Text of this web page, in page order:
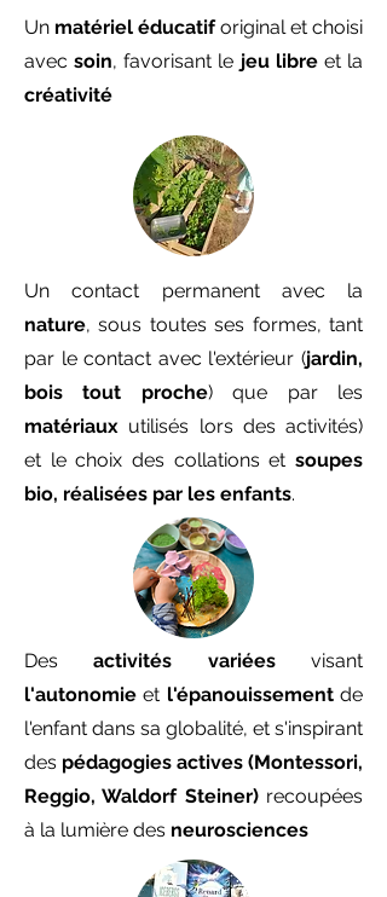
Un matériel éducatiforiginal et choisi
avecsoin, favorisant le jeu libreet la
créativité
Un contact permanent avec la
nature, sous toutes ses formes, tant
par le contact avec l'extérieur (jardin,
bois tout proche) que par les
matériaux utilisés lors des activités)
et le choix des collations et soupes
bio, réalisées par les enfants.
Desactivités variéesvisant
l'autonomie et l'épanouissementde
l'enfant dans sa globalité, et s'inspirant
des pédagogies actives (Montessori,
Reggio, Waldorf Steiner)recoupées
à la lumière des neurosciences